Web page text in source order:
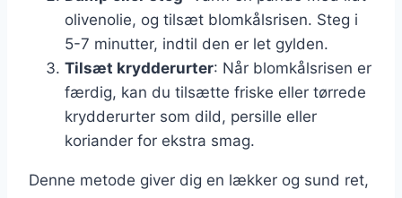
olivenolie, og tilsæt blomkålsrisen. Steg i
5-7 minutter, indtil den er let gylden.
Tilsæt krydderurter: Når blomkålsrisen er
færdig, kan du tilsætte friske eller tørrede
krydderurter som dild, persille eller
koriander for ekstra smag.
Denne metode giver dig en lækker og sund ret,